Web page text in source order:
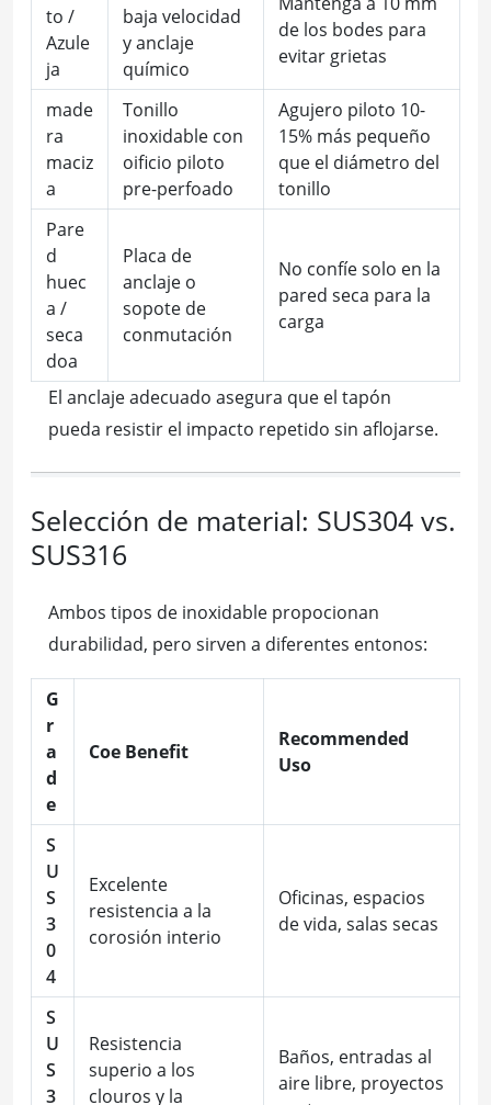
to /
Azule
ja
baja velocidad
y anclaje
químico
de los bodes para
evitar grietas
made
ra
maciz
a
Tonillo
inoxidable con
oificio piloto
pre-perfoado
Agujero piloto 10-
15% más pequeño
que el diámetro del
tonillo
Pare
d
huec
a /
seca
doa
Placa de
anclaje o
sopote de
conmutación
No confíe solo en la
pared seca para la
carga
El anclaje adecuado asegura que el tapón
pueda resistir el impacto repetido sin aflojarse.
Selección de material: SUS304 vs.
SUS316
Ambos tipos de inoxidable propocionan
durabilidad, pero sirven a diferentes entonos:
G
r
a
d
e
Coe Benefit
Recommended
Uso
S
U
S
3
0
4
Excelente
resistencia a la
corosión interio
Oficinas, espacios
de vida, salas secas
S
U
S
3
Resistencia
superio a los
clouros y la
Baños, entradas al
aire libre, proyectos